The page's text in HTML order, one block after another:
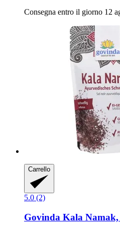
Consegna entro il giorno 12
Carrello
5.0 (2)
Govinda Kala Namak,